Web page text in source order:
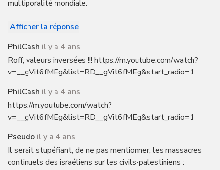
multiporalité mondiale.
Afficher la réponse
PhilCash il y a 4 ans
Roff, valeurs inversées !!! https://m.youtube.com/watch?
v=__gVit6fMEg&list=RD__gVit6fMEg&start_radio=1
PhilCash il y a 4 ans
https://m.youtube.com/watch?
v=__gVit6fMEg&list=RD__gVit6fMEg&start_radio=1
Pseudo il y a 4 ans
Il serait stupéfiant, de ne pas mentionner, les massacres
continuels des israéliens sur les civils-palestiniens :